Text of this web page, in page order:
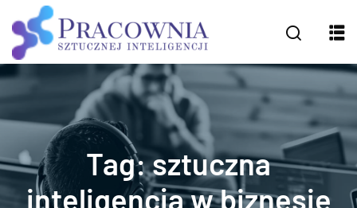
Tag:sztuczna
inteligencja w biznesie